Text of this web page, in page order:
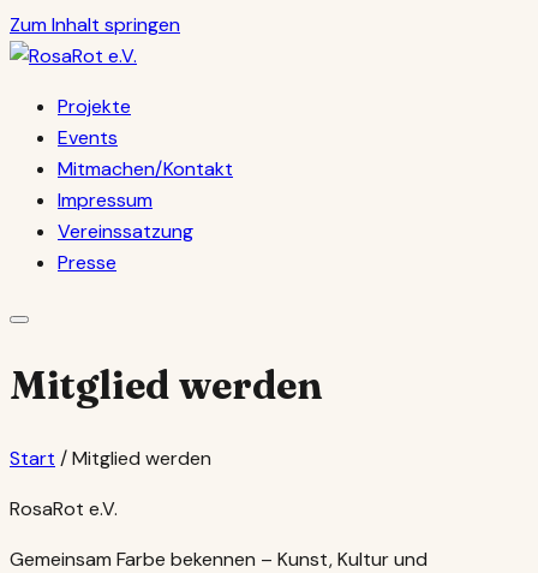
Zum Inhalt springen
Projekte
Events
Mitmachen/Kontakt
Impressum
Vereinssatzung
Presse
Mitglied werden
Start /Mitglied werden
RosaRot e.V.
Gemeinsam Farbe bekennen – Kunst, Kultur und